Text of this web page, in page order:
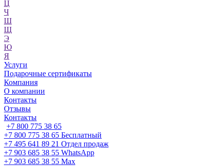
Ц
Ч
Ш
Щ
Э
Ю
Я
Услуги
Подарочные сертификаты
Компания
О компании
Контакты
Отзывы
Контакты
+7 800 775 38 65
+7 800 775 38 65 Бесплатный
+7 495 641 89 21 Отдел продаж
+7 903 685 38 55 WhatsApp
+7 903 685 38 55 Max